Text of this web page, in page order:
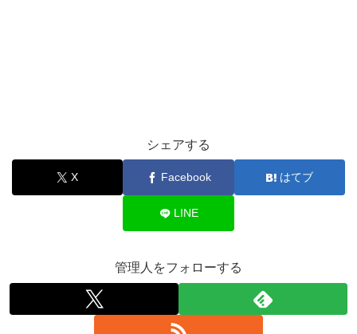
シェアする
X Facebook はてブ
LINE
管理人をフォローする